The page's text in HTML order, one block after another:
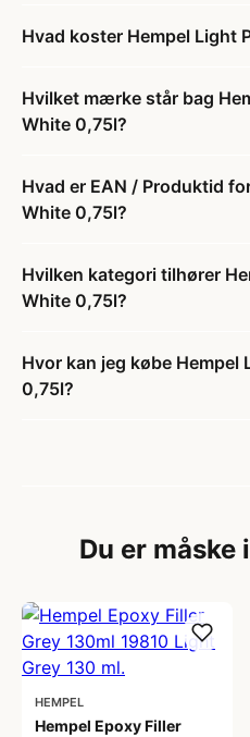
Hvad koster Hempel Light
Hvilket mærke står bag
White 0,75l?
Hvad er EAN / Produktid
White 0,75l?
Hvilken kategori tilhører
White 0,75l?
Hvor kan jeg købe Hempel
0,75l?
Du er måske
HEMPEL
Hempel Epoxy Filler